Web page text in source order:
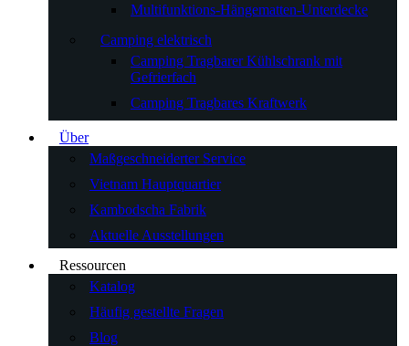
Multifunktions-Hängematten-Unterdecke
Camping elektrisch
Camping Tragbarer Kühlschrank mit
Gefrierfach
Camping Tragbares Kraftwerk
Über
Maßgeschneiderter Service
Vietnam Hauptquartier
Kambodscha Fabrik
Aktuelle Ausstellungen
Ressourcen
Katalog
Häufig gestellte Fragen
Blog